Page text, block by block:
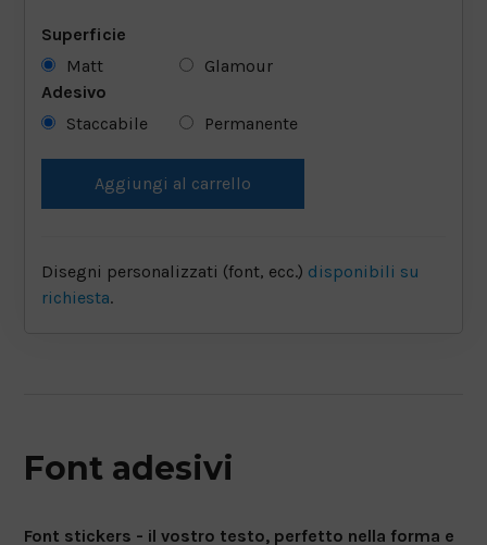
Superficie
Matt
Glamour
Adesivo
Staccabile
Permanente
Aggiungi al carrello
Disegni personalizzati (font, ecc.) disponibili su
richiesta.
Font adesivi
Font stickers - il vostro testo, perfetto nella forma e